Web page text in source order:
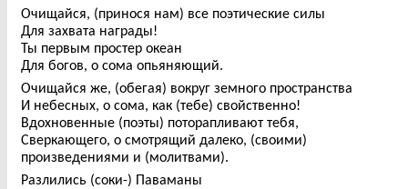
Очищайся, (принося нам) все поэтические силы
Для захвата награды!
Ты первым простер океан
Для богов, о сома опьяняющий.
Очищайся же, (обегая) вокруг земного пространства
И небесных, о сома, как (тебе) свойственно!
Вдохновенные (поэты) поторапливают тебя,
Сверкающего, о смотрящий далеко, (своими)
произведениями и (молитвами).
Разлились (соки-) Паваманы